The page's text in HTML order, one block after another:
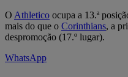
O Athletico ocupa a 13.ª
mais do que o Corinthians, a
despromoção (17.º lugar).
WhatsApp